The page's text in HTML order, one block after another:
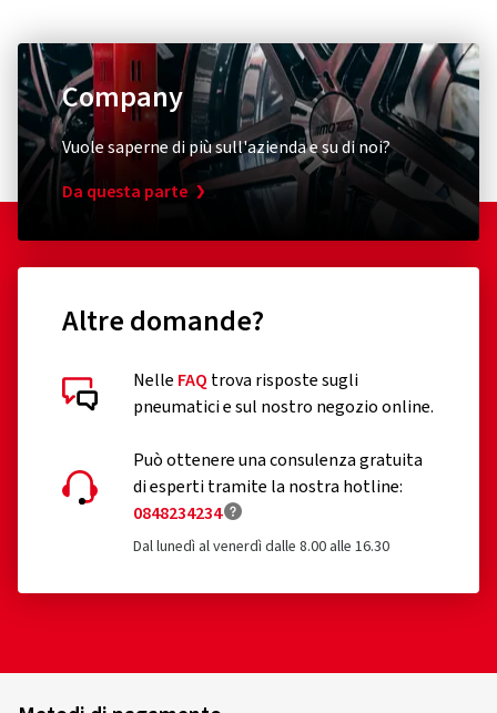
Company
Vuole saperne di più sull'azienda e su di noi?
Da questa parte
Altre domande?
Nelle FAQ trova risposte sugli
pneumatici e sul nostro negozio online.
Può ottenere una consulenza gratuita
di esperti tramite la nostra hotline:
0848234234
Dal lunedì al venerdì dalle 8.00 alle 16.30